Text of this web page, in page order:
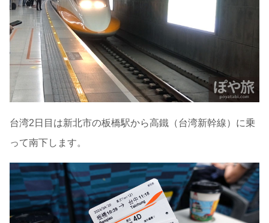
台湾2日目は新北市の板橋駅から高鐵（台湾新幹線）に乗
って南下します。